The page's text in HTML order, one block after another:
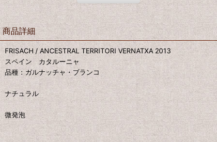
商品詳細
FRISACH / ANCESTRAL TERRITORI VERNATXA 2013
スペイン カタルーニャ
品種：ガルナッチャ・ブランコ
ナチュラル
微発泡